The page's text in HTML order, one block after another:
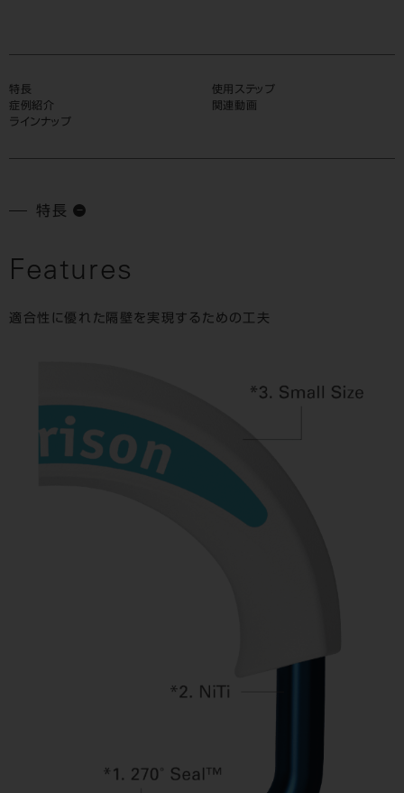
特長
使用ステップ
症例紹介
関連動画
ラインナップ
特長
Features
適合性に優れた隔壁を実現するための工夫